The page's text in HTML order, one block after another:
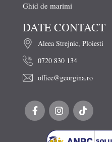
Ghid de marimi
DATE CONTACT
Aleea Strejnic, Ploiesti
0720 830 134
office@georgina.ro